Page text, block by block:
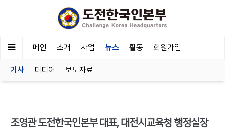
메인 소개 사업 뉴스 활동 회원가입
기사 미디어 보도자료
조영관 도전한국인본부 대표, 대전시교육청 행정실장